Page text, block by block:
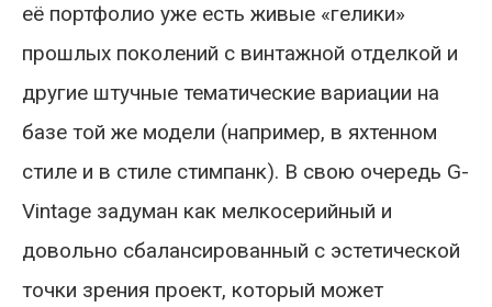
её портфолио уже есть живые «гелики»
прошлых поколений с винтажной отделкой и
другие штучные тематические вариации на
базе той же модели (например, в яхтенном
стиле и в стиле стимпанк). В свою очередь G-
Vintage задуман как мелкосерийный и
довольно сбалансированный с эстетической
точки зрения проект, который может